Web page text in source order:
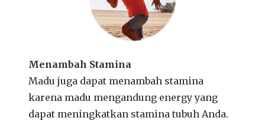
Menambah Stamina
Madu juga dapat menambah stamina
karena madu mengandung energy yang
dapat meningkatkan stamina tubuh Anda.